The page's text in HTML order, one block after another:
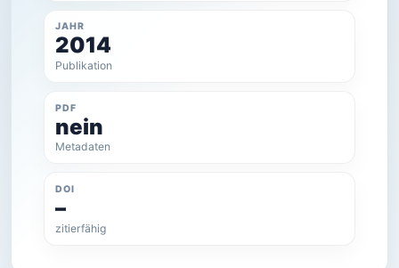
JAHR
2014
Publikation
PDF
nein
Metadaten
DOI
–
zitierfähig